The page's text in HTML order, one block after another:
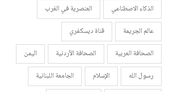
الذكاء الاصطناعي
العنصرية في الغرب
عالم الجريمة
قناة ديسكفري
الصحافة العربية
الصحافة الأردنية
اليمن
رسول الله
الإسلام الجامعة اللبنانية